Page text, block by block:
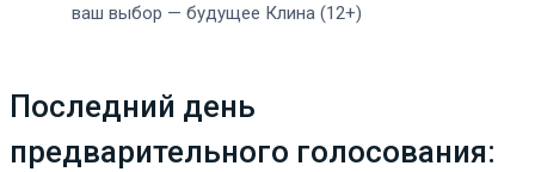
ваш выбор — будущее Клина (12+)
Последний день
предварительного голосования: